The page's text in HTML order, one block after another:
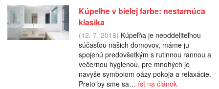
Kúpeľne v bielej farbe: nestarnúca
klasika
(12. 7. 2018) Kúpeľňa je neoddeliteľnou
súčasťou našich domovov, máme ju
spojenú predovšetkým s rutinnou rannou a
večernou hygienou, pre mnohých je
navyše symbolom oázy pokoja a relaxácie.
Preto by sme sa… ísť na článok